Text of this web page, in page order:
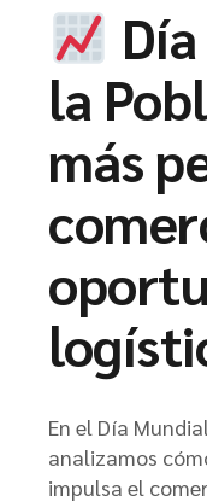
la
más
En el Día
analizamos
impulsa el